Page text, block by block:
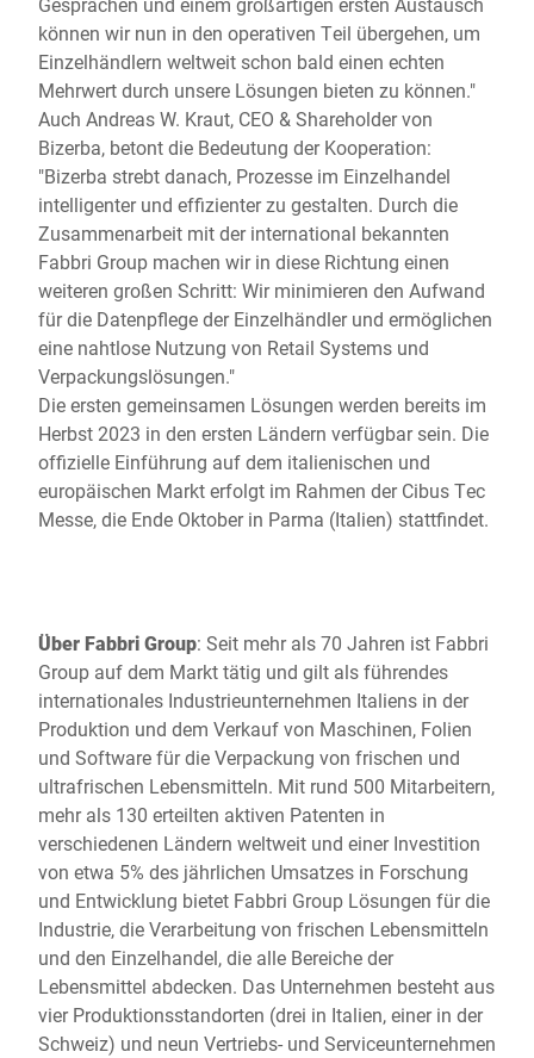
können wir nun in den operativen Teil übergehen, um
Einzelhändlern weltweit schon bald einen echten
Mehrwert durch unsere Lösungen bieten zu können."
Auch Andreas W. Kraut, CEO & Shareholder von
Bizerba, betont die Bedeutung der Kooperation:
"Bizerba strebt danach, Prozesse im Einzelhandel
intelligenter und effizienter zu gestalten. Durch die
Zusammenarbeit mit der international bekannten
Fabbri Group machen wir in diese Richtung einen
weiteren großen Schritt: Wir minimieren den Aufwand
für die Datenpflege der Einzelhändler und ermöglichen
eine nahtlose Nutzung von Retail Systems und
Verpackungslösungen."
Die ersten gemeinsamen Lösungen werden bereits im
Herbst 2023 in den ersten Ländern verfügbar sein. Die
offizielle Einführung auf dem italienischen und
europäischen Markt erfolgt im Rahmen der Cibus Tec
Messe, die Ende Oktober in Parma (Italien) stattfindet.
Über Fabbri Group: Seit mehr als 70 Jahren ist Fabbri
Group auf dem Markt tätig und gilt als führendes
internationales Industrieunternehmen Italiens in der
Produktion und dem Verkauf von Maschinen, Folien
und Software für die Verpackung von frischen und
ultrafrischen Lebensmitteln. Mit rund 500 Mitarbeitern,
mehr als 130 erteilten aktiven Patenten in
verschiedenen Ländern weltweit und einer Investition
von etwa 5% des jährlichen Umsatzes in Forschung
und Entwicklung bietet Fabbri Group Lösungen für die
Industrie, die Verarbeitung von frischen Lebensmitteln
und den Einzelhandel, die alle Bereiche der
Lebensmittel abdecken. Das Unternehmen besteht aus
vier Produktionsstandorten (drei in Italien, einer in der
Schweiz) und neun Vertriebs- und Serviceunternehmen